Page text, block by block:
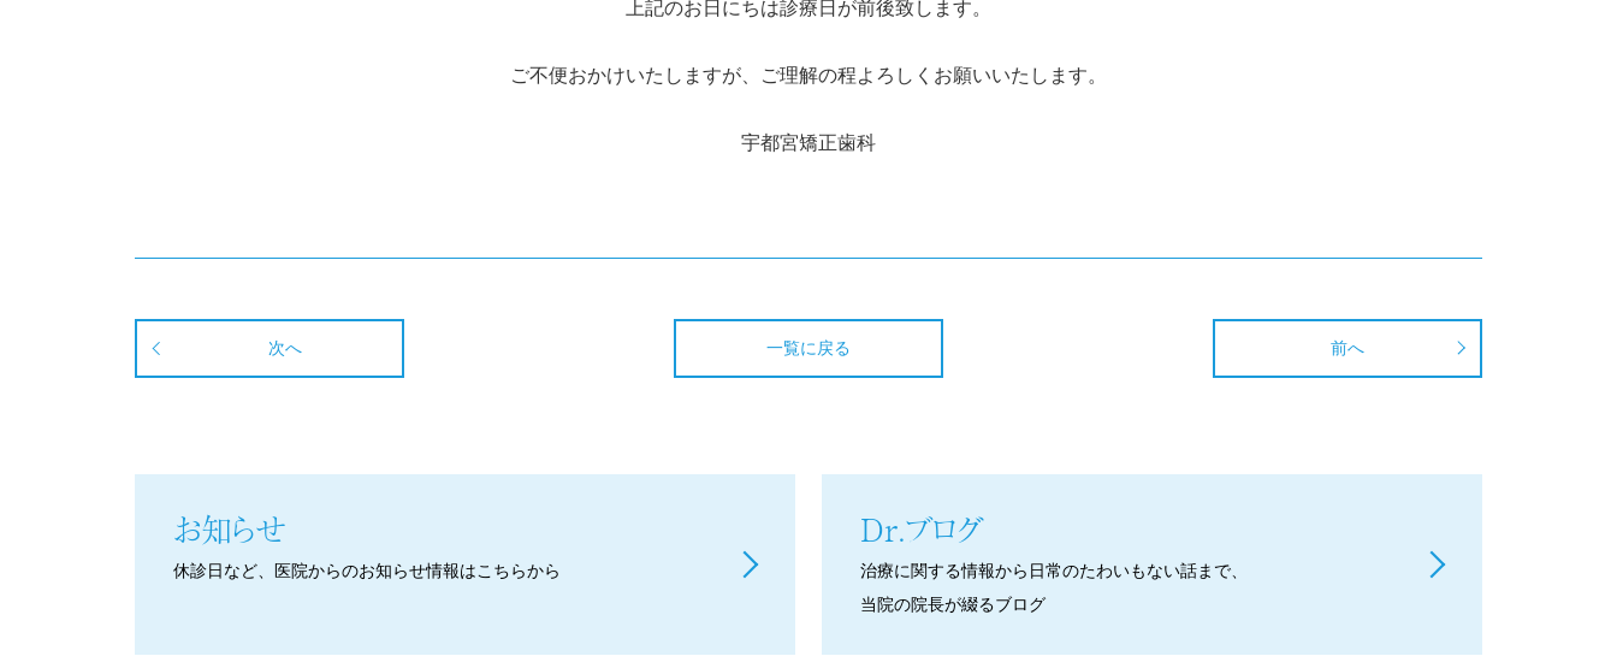
上記のお日にちは診療日が前後致します。
ご不便おかけいたしますが、ご理解の程よろしくお願いいたします。
宇都宮矯正歯科
次へ 前へ
一覧に戻る
お知らせ
休診日など、医院からのお知らせ情報はこちらから
Dr.ブログ
治療に関する情報から日常のたわいもない話まで、
当院の院長が綴るブログ